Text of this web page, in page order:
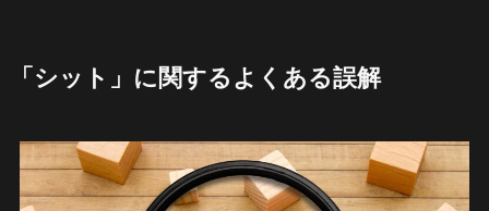
「シット」に関するよくある誤解